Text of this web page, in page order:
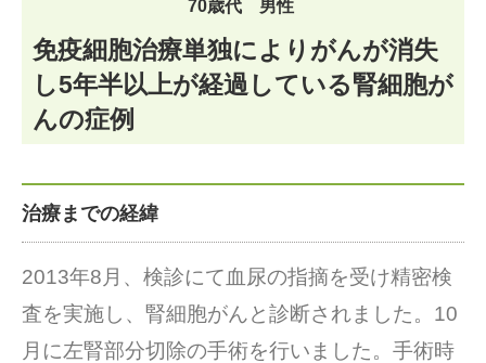
70歳代 男性
免疫細胞治療単独によりがんが消失
し5年半以上が経過している腎細胞が
んの症例
治療までの経緯
2013年8月、検診にて血尿の指摘を受け精密検
査を実施し、腎細胞がんと診断されました。10
月に左腎部分切除の手術を行いました。手術時